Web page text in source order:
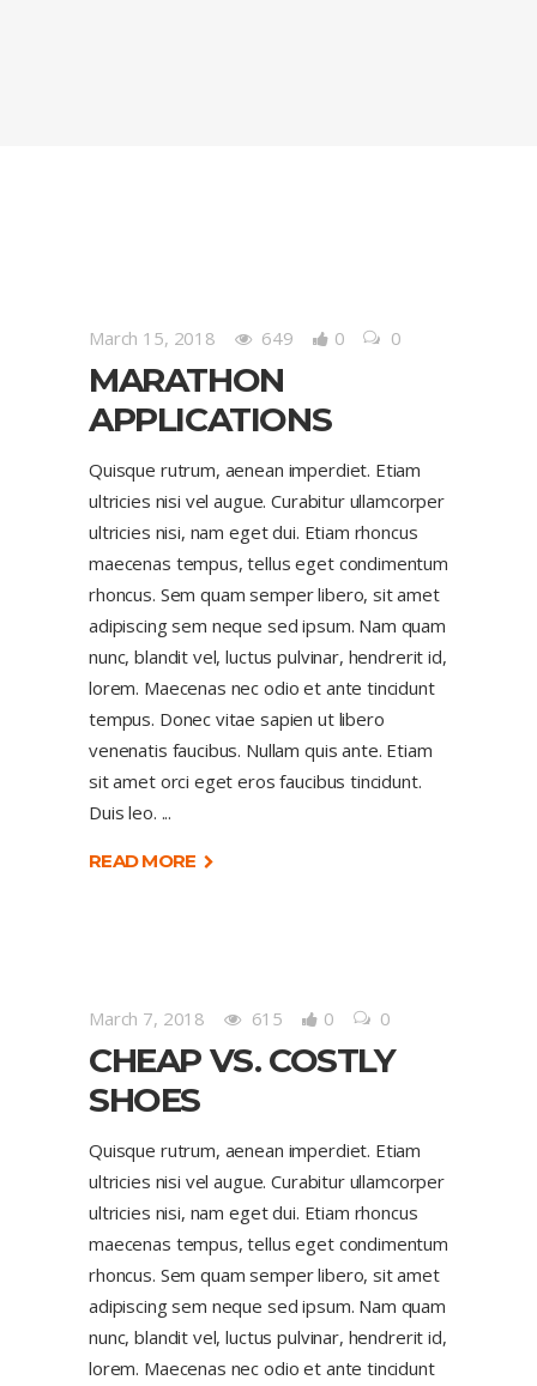
March 15, 2018 649 0 0
MARATHON
APPLICATIONS
Quisque rutrum, aenean imperdiet. Etiam
ultricies nisi vel augue. Curabitur ullamcorper
ultricies nisi, nam eget dui. Etiam rhoncus
maecenas tempus, tellus eget condimentum
rhoncus. Sem quam semper libero, sit amet
adipiscing sem neque sed ipsum. Nam quam
nunc, blandit vel, luctus pulvinar, hendrerit id,
lorem. Maecenas nec odio et ante tincidunt
tempus. Donec vitae sapien ut libero
venenatis faucibus. Nullam quis ante. Etiam
sit amet orci eget eros faucibus tincidunt.
Duis leo.
READ MORE
March 7, 2018 615 0 0
CHEAP VS. COSTLY
SHOES
Quisque rutrum, aenean imperdiet. Etiam
ultricies nisi vel augue. Curabitur ullamcorper
ultricies nisi, nam eget dui. Etiam rhoncus
maecenas tempus, tellus eget condimentum
rhoncus. Sem quam semper libero, sit amet
adipiscing sem neque sed ipsum. Nam quam
nunc, blandit vel, luctus pulvinar, hendrerit id,
lorem. Maecenas nec odio et ante tincidunt